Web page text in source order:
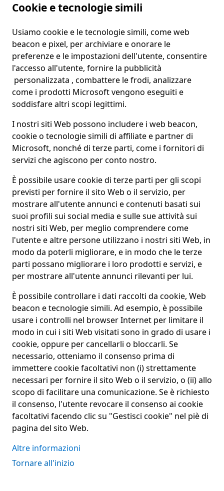
Cookie e tecnologie simili
Usiamo cookie e le tecnologie simili, come web
beacon e pixel, per archiviare e onorare le
preferenze e le impostazioni dell'utente, consentire
l'accesso all'utente, fornire la pubblicità
personalizzata , combattere le frodi, analizzare
come i prodotti Microsoft vengono eseguiti e
soddisfare altri scopi legittimi.
I nostri siti Web possono includere i web beacon,
cookie o tecnologie simili di affiliate e partner di
Microsoft, nonché di terze parti, come i fornitori di
servizi che agiscono per conto nostro.
È possibile usare cookie di terze parti per gli scopi
previsti per fornire il sito Web o il servizio, per
mostrare all'utente annunci e contenuti basati sui
suoi profili sui social media e sulle sue attività sui
nostri siti Web, per meglio comprendere come
l'utente e altre persone utilizzano i nostri siti Web, in
modo da poterli migliorare, e in modo che le terze
parti possano migliorare i loro prodotti e servizi, e
per mostrare all'utente annunci rilevanti per lui.
È possibile controllare i dati raccolti da cookie, Web
beacon e tecnologie simili. Ad esempio, è possibile
usare i controlli nel browser Internet per limitare il
modo in cui i siti Web visitati sono in grado di usare i
cookie, oppure per cancellarli o bloccarli. Se
necessario, otteniamo il consenso prima di
immettere cookie facoltativi non (i) strettamente
necessari per fornire il sito Web o il servizio, o (ii) allo
scopo di facilitare una comunicazione. Se è richiesto
il consenso, l'utente revocare il consenso ai cookie
facoltativi facendo clic su "Gestisci cookie" nel piè di
pagina del sito Web.
Altre informazioni
Tornare all'inizio